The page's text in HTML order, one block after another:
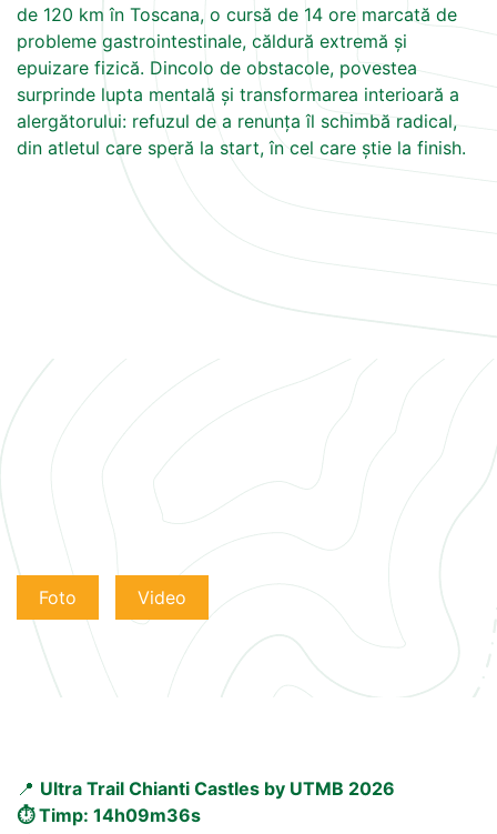
de 120 km în Toscana, o cursă de 14 ore marcată de
probleme gastrointestinale, căldură extremă și
epuizare fizică. Dincolo de obstacole, povestea
surprinde lupta mentală și transformarea interioară a
alergătorului: refuzul de a renunța îl schimbă radical,
din atletul care speră la start, în cel care știe la finish.
Foto Video
📍 Ultra Trail Chianti Castles by UTMB 2026
⏱️ Timp: 14h09m36s